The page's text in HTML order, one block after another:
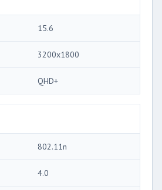
15.6
3200x1800
QHD+
802.11n
4.0